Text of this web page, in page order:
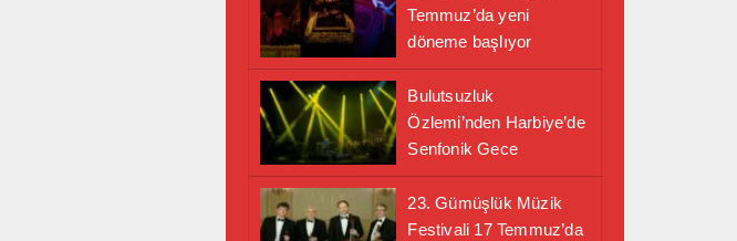
Temmuz’da yeni
döneme başlıyor
Bulutsuzluk
Özlemi’nden Harbiye’de
Senfonik Gece
23. Gümüşlük Müzik
Festivali 17 Temmuz’da